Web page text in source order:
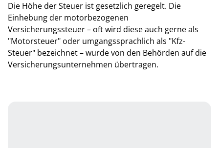
Die Höhe der Steuer ist gesetzlich geregelt. Die
Einhebung der motorbezogenen
Versicherungssteuer – oft wird diese auch gerne als
"Motorsteuer" oder umgangssprachlich als "Kfz-
Steuer" bezeichnet – wurde von den Behörden auf die
Versicherungsunternehmen übertragen.